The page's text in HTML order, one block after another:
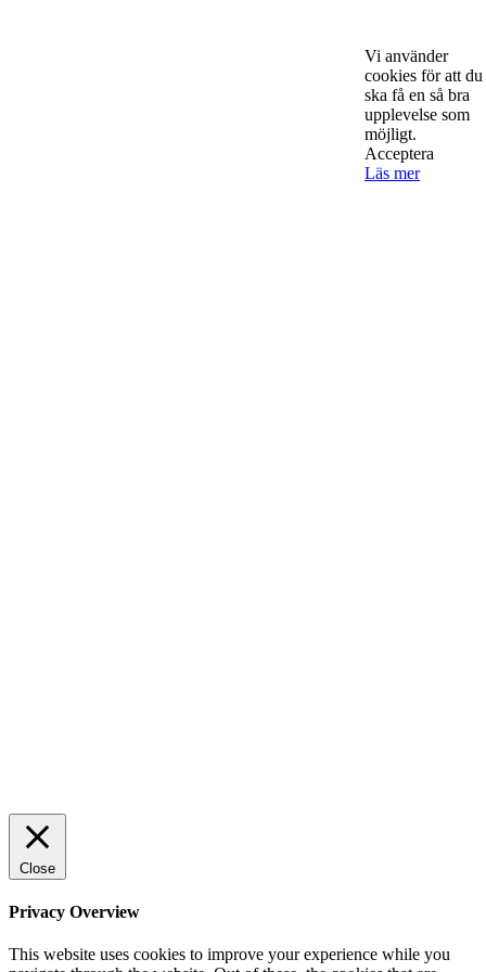
okända, och skriver om ämnen som intresserar ochVi använder
cookies för att du
ska få en så bra
upplevelse som
möjligt.
Acceptera
Läs mer
Close
Privacy Overview
This website uses cookies to improve your experience while you